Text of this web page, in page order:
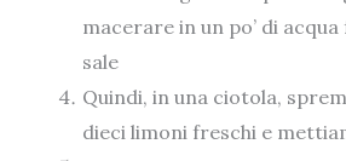
macerare in un po’ di
sale
Quindi, in una ciotola,
dieci limoni freschi e